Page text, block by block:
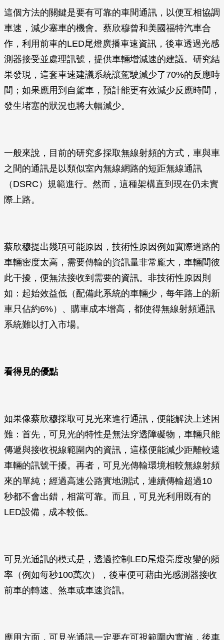
這個方法的關鍵是要有可靠的車間通訊，以便互相協調
車速，減少塞車的機會。蔡欣穆曾和美國福特汽車合
作，利用前車的LED尾燈廣播車速資訊，後車透過光感
測器接受並處理訊號，提供車輛增減速的建議。研究結
果發現，這套車速建議系統讓駕駛減少了70%的反應時
間；如果應用到自駕車，預計能更有效減少反應時間，
發生堵塞的狀況也將大幅減少。
一般來說，目前的研究多採取無線射頻的方式，車與車
之間的通訊是以類似室內無線網路的短距無線通訊
（DSRC）規範進行。然而，這種架構直到現在仍未實
際上路。
蔡欣穆提出幾項可能原因，技術性原因例如實際道路的
車輛密度太高，需要傳輸的資訊量非常龐大，車輛間彼
此干擾，便無法接收到需要的資訊。非技術性原因則
如：起始效益低（配備此系統的車輛少，每年路上的新
車只佔約6%）、購車成本增高，都使得無線射頻通訊
系統難以打入市場。
看得見的優點
如果像蔡欣穆採取可見光來進行通訊，便能解決上述困
難：首先，可見光的特性是無法穿透障礙物，車輛只能
傳遞與接收視線範圍內的資訊，這樣便能減少距離較遠
車輛的訊號干擾。再者，可見光傳輸環境相較無線射頻
來的單純；經過高速公路實地測試，連續傳輸超過10
秒都不會出錯，相當可靠。而且，可見光利用既有的
LED設備，成本較低。
可見光通訊的模式是，透過控制LED尾燈亮度改變的頻
率（例如每秒100萬次），後車便可藉由光感測器接收
前車的轉速、煞車或車速資訊。
應用方面，可見光通訊一定要在可視範圍內實施，後車